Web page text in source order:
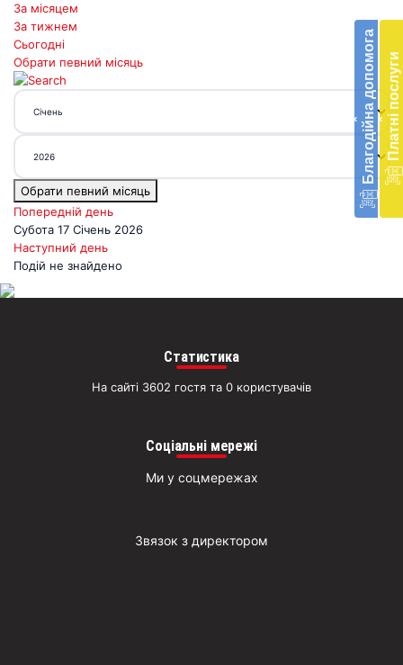
‹ Благодійна допомогав
‹ Платні послуги
За місяцем
За тижнем
Сьогодні
Обрати певний місяць
Обрати певний місяць
Попередній день
Субота 17 Січень 2026
Наступний день
Подій не знайдено
Статистика
На сайті 3602 гостя та 0 користувачів
Соціальні мережі
Ми у соцмережах
Звязок з директором